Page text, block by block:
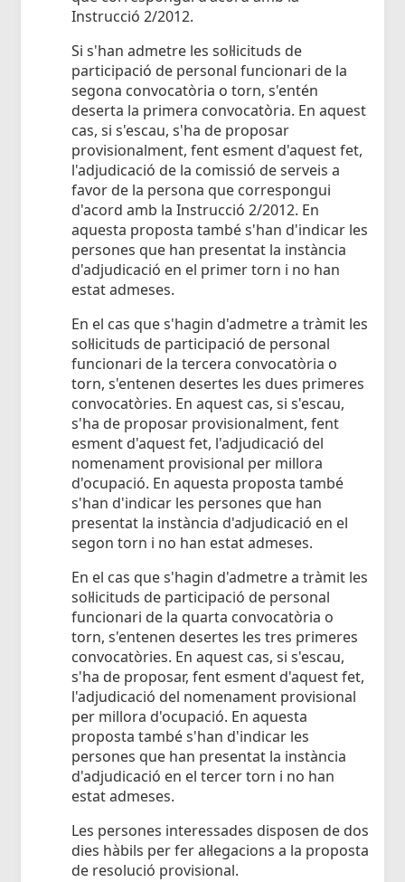
Instrucció 2/2012.
Si s'han admetre les sol·licituds de
participació de personal funcionari de la
segona convocatòria o torn, s'entén
deserta la primera convocatòria. En aquest
cas, si s'escau, s'ha de proposar
provisionalment, fent esment d'aquest fet,
l'adjudicació de la comissió de serveis a
favor de la persona que correspongui
d'acord amb la Instrucció 2/2012. En
aquesta proposta també s'han d'indicar les
persones que han presentat la instància
d'adjudicació en el primer torn i no han
estat admeses.
En el cas que s'hagin d'admetre a tràmit les
sol·licituds de participació de personal
funcionari de la tercera convocatòria o
torn, s'entenen desertes les dues primeres
convocatòries. En aquest cas, si s'escau,
s'ha de proposar provisionalment, fent
esment d'aquest fet, l'adjudicació del
nomenament provisional per millora
d'ocupació. En aquesta proposta també
s'han d'indicar les persones que han
presentat la instància d'adjudicació en el
segon torn i no han estat admeses.
En el cas que s'hagin d'admetre a tràmit les
sol·licituds de participació de personal
funcionari de la quarta convocatòria o
torn, s'entenen desertes les tres primeres
convocatòries. En aquest cas, si s'escau,
s'ha de proposar, fent esment d'aquest fet,
l'adjudicació del nomenament provisional
per millora d'ocupació. En aquesta
proposta també s'han d'indicar les
persones que han presentat la instància
d'adjudicació en el tercer torn i no han
estat admeses.
Les persones interessades disposen de dos
dies hàbils per fer al·legacions a la proposta
de resolució provisional.